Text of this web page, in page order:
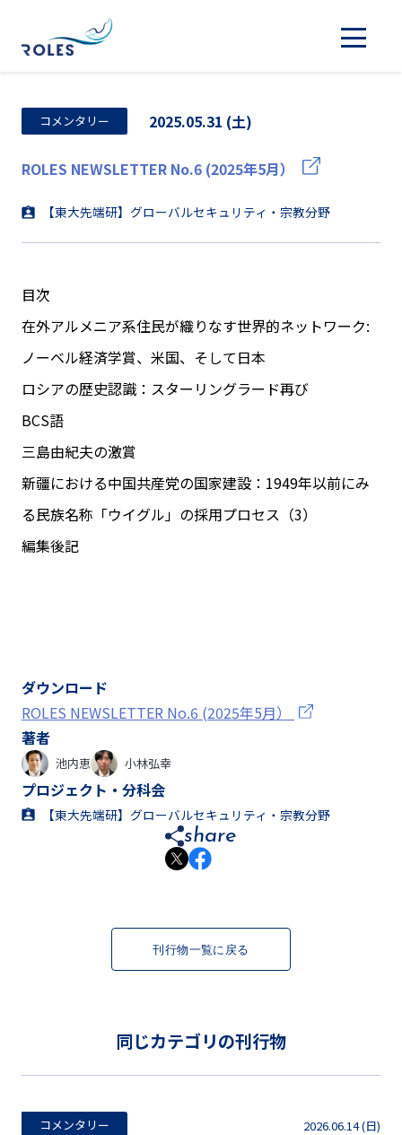
コメンタリー 2025.05.31 (土)
ROLES NEWSLETTER No.6 (2025年5月）
【東大先端研】グローバルセキュリティ・宗教分野
目次
在外アルメニア系住民が織りなす世界的ネットワーク:
ノーベル経済学賞、米国、そして日本
ロシアの歴史認識：スターリングラード再び
BCS語
三島由紀夫の激賞
新疆における中国共産党の国家建設：1949年以前にみ
る民族名称「ウイグル」の採用プロセス（3）
編集後記
ダウンロード
ROLES NEWSLETTER No.6 (2025年5月）
著者
池内恵 小林弘幸
プロジェクト・分科会
【東大先端研】グローバルセキュリティ・宗教分野
share
刊行物一覧に戻る
同じカテゴリの刊行物
コメンタリー 2026.06.14 (日)